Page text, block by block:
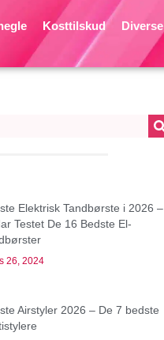
Kosttilskud Diverse
Elektrisk Tandbørste i 2026 –
Testet De 16 Bedste El-
26, 2024
Airstyler 2026 – De 7 bedste